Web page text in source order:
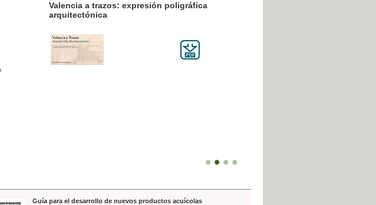
Valencia a trazos: expresión poligráfica
arquitectónica
Guía para el desarrollo de nuevos productos acuícolas